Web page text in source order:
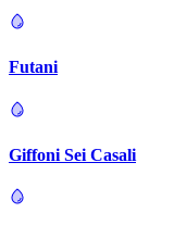
Futani
Giffoni Sei Casali